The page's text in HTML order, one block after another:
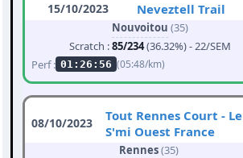
15/10/2023 Neveztell Trail
Nouvoitou (35)
Scratch :85/234(36.32%) - 22/SEM
Perf : 01:26:56 (05:48/km)
08/10/2023
Tout Rennes Court - Le
S'mi Ouest France
Rennes(35)